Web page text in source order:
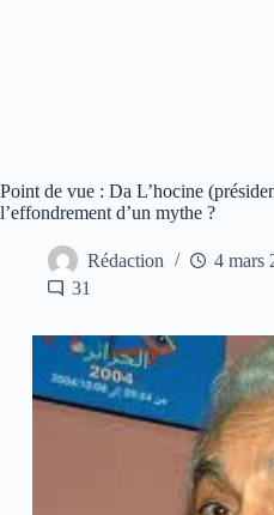
Point de vue : Da L’hocine
l’effondrement d’un mythe ?
Rédaction 4 mars
31